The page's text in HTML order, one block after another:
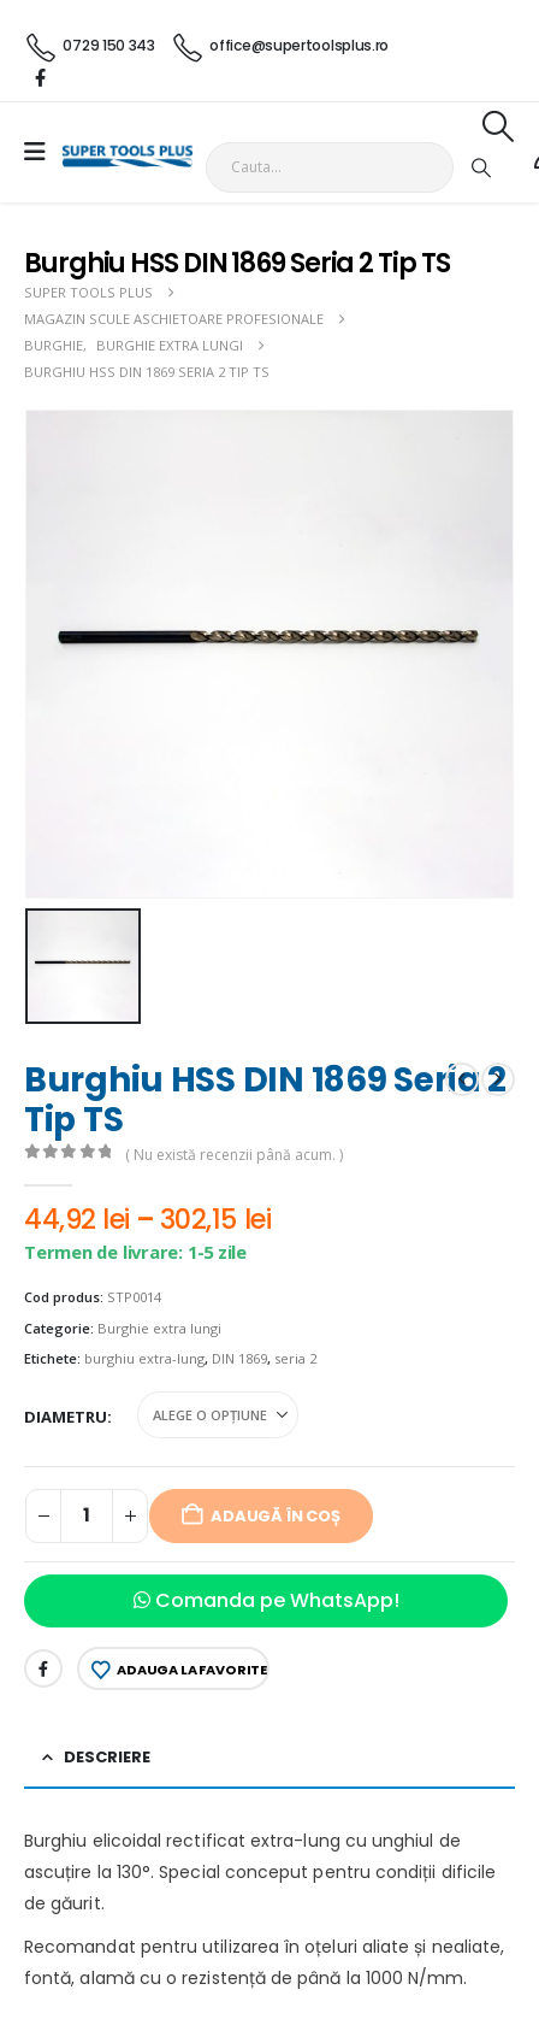
0729 150 343 office@supertoolsplus.ro
Burghiu HSS DIN 1869 Seria 2 Tip TS
SUPER TOOLS PLUS
MAGAZIN SCULE ASCHIETOARE PROFESIONALE
BURGHIE,
BURGHIE EXTRA LUNGI
BURGHIU HSS DIN 1869 SERIA 2 TIP TS
Burghiu HSS DIN 1869 Seria 2
Tip TS
( Nu există recenzii până acum. )
44,92 lei – 302,15 leiInterval
la
Termen de livrare: 1-5 zile
Cod produs: STP0014
Categorie: Burghie extra lungi
Etichete: burghiu extra-lung, DIN 1869, seria 2
DIAMETRU
ADAUGĂ ÎN COȘ
Comanda pe WhatsApp!
ADAUGA LA FAVORITE
DESCRIERE
Burghiu elicoidal rectificat extra-lung cu unghiul de
ascuțire la 130°. Special conceput pentru condiții dificile
de găurit.
Recomandat pentru utilizarea în oțeluri aliate și nealiate,
fontă, alamă cu o rezistență de până la 1000 N/mm.